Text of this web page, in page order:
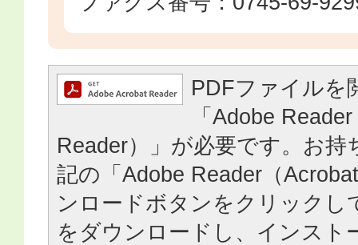
PDFファイルを
「Adobe
Reader）」が必要です。お持
記の「Adobe Reader（
ンロードボタンをクリックし
をダウンロードし、インスト